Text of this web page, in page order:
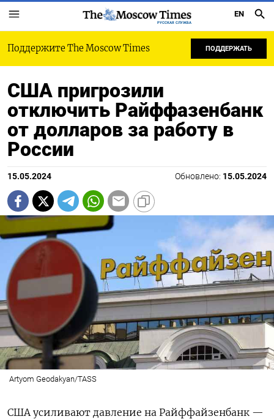
РУССКАЯ СЛУЖБА
EN
Поддержите The Moscow Times ПОДДЕРЖАТЬ
США пригрозили
отключить Райффазенбанк
от долларов за работу в
России
15.05.2024 Обновлено: 15.05.2024
Artyom Geodakyan/TASS
США усиливают давление на Райффайзенбанк —